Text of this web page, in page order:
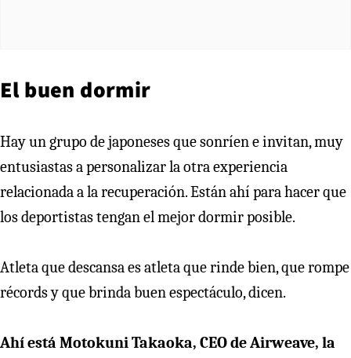
El buen dormir
Hay un grupo de japoneses que sonríen e invitan, muy
entusiastas a personalizar la otra experiencia
relacionada a la recuperación. Están ahí para hacer que
los deportistas tengan el mejor dormir posible.
Atleta que descansa es atleta que rinde bien, que rompe
récords y que brinda buen espectáculo, dicen.
Ahí está Motokuni Takaoka, CEO de Airweave, la